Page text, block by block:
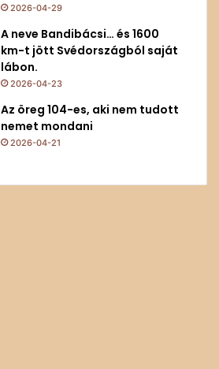
2026-04-29
A neve Bandibácsi… és 1600
km-t jött Svédországból saját
lábon.
2026-04-23
Az öreg 104-es, aki nem tudott
nemet mondani
2026-04-21